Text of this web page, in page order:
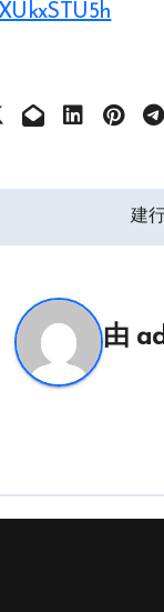
建
由